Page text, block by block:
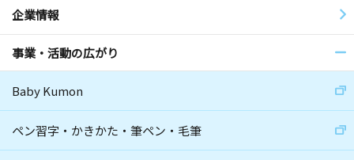
企業情報
事業・活動の広がり
Baby Kumon
ペン習字・かきかた・筆ペン・毛筆